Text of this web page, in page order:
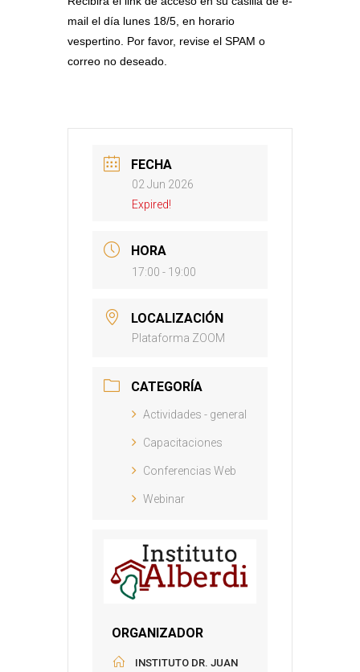
mail el día lunes 18/5, en horario
vespertino. Por favor, revise el SPAM o
correo no deseado.
FECHA
02 Jun 2026
Expired!
HORA
17:00 - 19:00
LOCALIZACIÓN
Plataforma ZOOM
CATEGORÍA
Actividades - general
Capacitaciones
Conferencias Web
Webinar
ORGANIZADOR
INSTITUTO DR. JUAN